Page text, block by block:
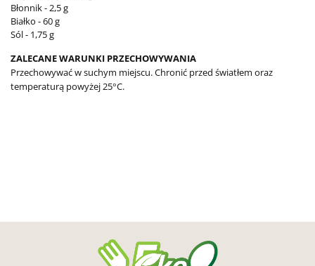
Błonnik - 2,5 g
Białko - 60 g
Sól - 1,75 g
ZALECANE WARUNKI PRZECHOWYWANIA
Przechowywać w suchym miejscu. Chronić przed światłem oraz
temperaturą powyżej 25°C.